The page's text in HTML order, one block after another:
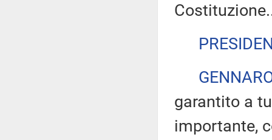
garantito a
importante,